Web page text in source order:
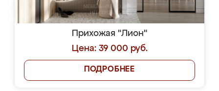
Прихожая "Лион"
Цена: 39 000 руб.
ПОДРОБНЕЕ